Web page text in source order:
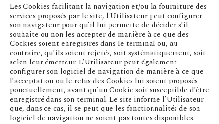
Les Cookies facilitant la navigation et/ou la fourniture des
services proposés par le site, l’Utilisateur peut configurer
son navigateur pour qu’il lui permette de décider s’il
souhaite ou non les accepter de manière à ce que des
Cookies soient enregistrés dans le terminal ou, au
contraire, qu’ils soient rejetés, soit systématiquement, soit
selon leur émetteur. L’Utilisateur peut également
configurer son logiciel de navigation de manière à ce que
l’acceptation ou le refus des Cookies lui soient proposés
ponctuellement, avant qu’un Cookie soit susceptible d’être
enregistré dans son terminal. Le site informe l’Utilisateur
que, dans ce cas, il se peut que les fonctionnalités de son
logiciel de navigation ne soient pas toutes disponibles.